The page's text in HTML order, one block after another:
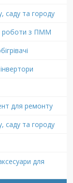
саду та городу
роботи з ПММ
для ремонту
саду та городу
для